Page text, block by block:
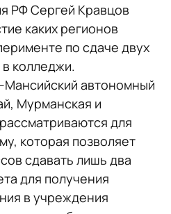
РФ Сергей Кравцов
каких регионов
по сдаче двух
колледжи.
автономный
Мурманская и
для
которая позволяет
сдавать лишь два
для получения
в учреждения